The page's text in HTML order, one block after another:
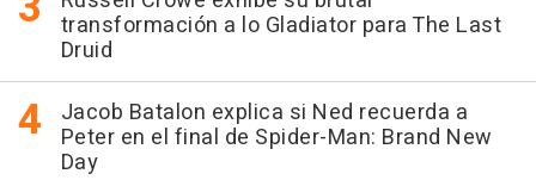
transformación a lo Gladiator para The Last
Druid
Jacob Batalon explica si Ned recuerda a
Peter en el final de Spider-Man: Brand New
Day